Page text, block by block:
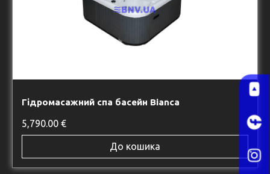
Гідромасажний спа басейн Bianca
5,790.00 €
До кошика